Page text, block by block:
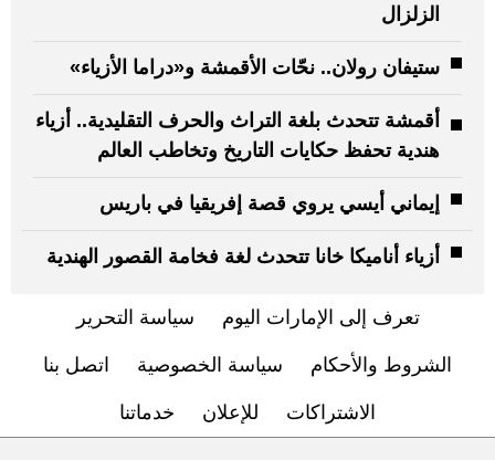
الزلزال
ستيفان رولان.. نحّات الأقمشة و«دراما الأزياء»
أقمشة تتحدث بلغة التراث والحرف التقليدية.. أزياء
هندية تحفظ حكايات التاريخ وتخاطب العالم
إيماني أيسي يروي قصة إفريقيا في باريس
أزياء أناميكا خانا تتحدث لغة فخامة القصور الهندية
تعرف إلى الإمارات اليوم سياسة التحرير
الشروط والأحكام سياسة الخصوصية اتصل بنا
الاشتراكات للإعلان خدماتنا